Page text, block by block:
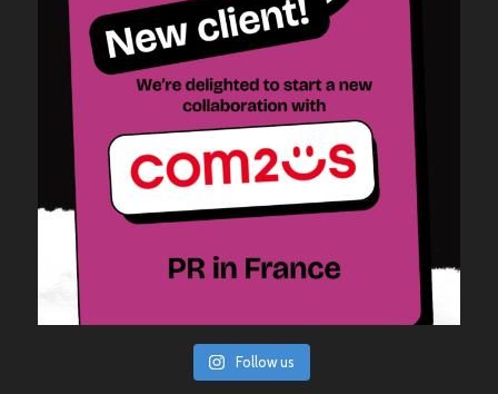
Follow us